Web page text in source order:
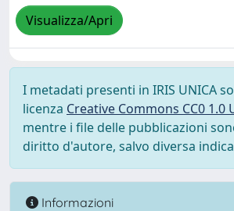
Visualizza/Apri
I metadati presenti in IRIS UNICA
licenza Creative Commons CC0 1.0
mentre i file delle pubblicazioni
diritto d'autore, salvo diversa
Informazioni